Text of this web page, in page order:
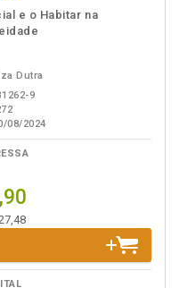
e o Habitar na
Dutra
9
08/2024